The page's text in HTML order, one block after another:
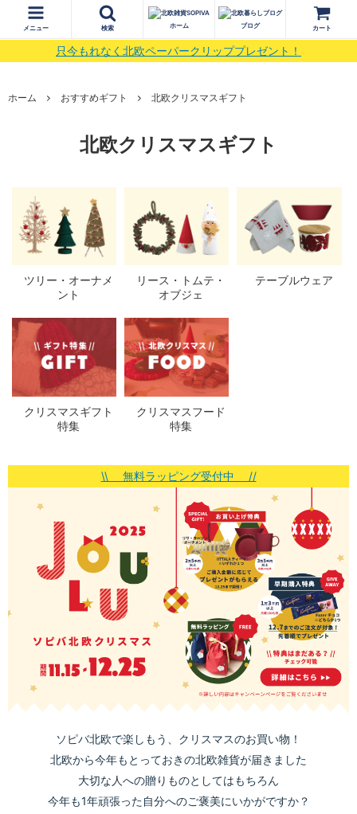
只今もれなく北欧ペーパークリッププレゼント！
メニュー 検索 ホーム ブログ カート
ホーム おすすめギフト 北欧クリスマスギフト
北欧クリスマスギフト
ツリー・オーナメ
ント
リース・トムテ・
オブジェ
テーブルウェア
クリスマスギフト
特集
クリスマスフード
特集
\\ 無料ラッピング受付中 //
ソピバ北欧で楽しもう、クリスマスのお買い物！
北欧から今年もとっておきの北欧雑貨が届きました
大切な人への贈りものとしてはもちろん
今年も1年頑張った自分へのご褒美にいかがですか？